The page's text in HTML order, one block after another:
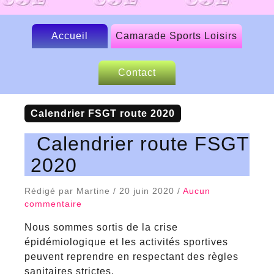
Accueil Camarade Sports Loisirs
Le CSL
Nos sponsors
Articles de presse
Contact
calendrier FSGT route 2020
Calendrier route FSGT
2020
Rédigé par Martine / 20 juin 2020 / Aucun
commentaire
Nous sommes sortis de la crise
épidémiologique et les activités sportives
peuvent reprendre en respectant des règles
sanitaires strictes.